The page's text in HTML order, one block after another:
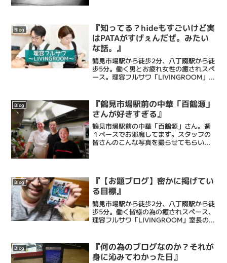
ない話題も真面目な話題も「そ...
Blog
『知ってる？hideもすごいけど実
はPATAがすげぇんだぜ。みたい
な話。』
鶴見市場駅から徒歩2分、八丁畷駅から徒
歩5分。働く男とお疲れ女性の癒されスペ
ース。理容フルサワ「LIVINGROOM」室
日に癒しのひとときを提供するメンズバ
ーバーです。...
Blog
『鶴見市場駅前の中華「百鶴源」
さんが好きすぎる』
鶴見市場駅前の中華「百鶴源」さん。週
１ペースでお邪魔してます。スタッフの
皆さんのこんな写真を撮らせてもらいま
時追記してますの...
Blog
『【お題ブログ】密かに掲げてい
る目標』
鶴見市場駅から徒歩2分、八丁畷駅から徒
歩5分。働く皆様の為の癒されスペース、
理容フルサワ「LIVINGROOM」室長の古
毎日に癒しのひとときを提供するメンズ
バーバーです...
Blog
『何の為のブログなのか？それが
身に沁みてわかった日』